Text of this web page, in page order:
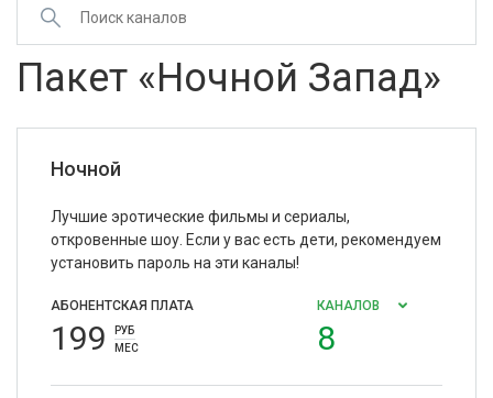
Пакет «Ночной Запад»
Ночной
Лучшие эротические фильмы и сериалы,
откровенные шоу. Если у вас есть дети, рекомендуем
установить пароль на эти каналы!
АБОНЕНТСКАЯ ПЛАТА
199
РУБ
МЕС
КАНАЛОВ
8